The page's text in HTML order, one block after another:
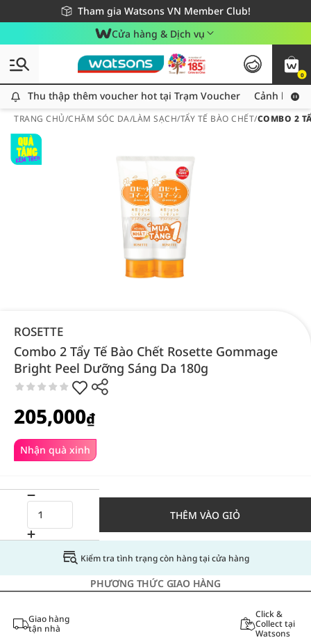
Tham gia Watsons VN Member Club!
Miễn phí giao hàng cho đơn hàng từ 249,000Đ
Giao hàng nhanh 24h - Áp dụng khu vực TP. Hồ Chí Minh
Cửa hàng & Dịch vụ
0
Thu thập thêm voucher hot tại Trạm Voucher
Thu thập thêm voucher hot tại Trạm Voucher Cảnh báo
TRANG CHỦ/CHĂM SÓC DA/LÀM SẠCH/TẨY TẾ BÀO CHẾT/COMBO 2
ROSETTE
Combo 2 Tẩy Tế Bào Chết Rosette Gommage
Bright Peel Dưỡng Sáng Da 180g
Nhận quà xinh
205,000₫
THÊM VÀO GIỎ
Kiểm tra tình trạng còn hàng tại cửa hàng
PHƯƠNG THỨC GIAO HÀNG
Giao hàng
tận nhà
Click &
Collect tại
Watsons